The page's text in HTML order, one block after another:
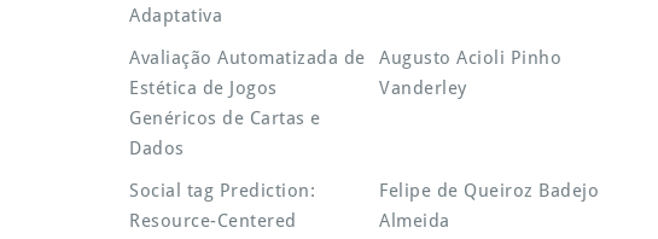
Adaptativa
Avaliação Automatizada de
Estética de Jogos
Genéricos de Cartas e
Dados
Augusto Acioli Pinho
Vanderley
Social tag Prediction:
Resource-Centered
Felipe de Queiroz Badejo
Almeida